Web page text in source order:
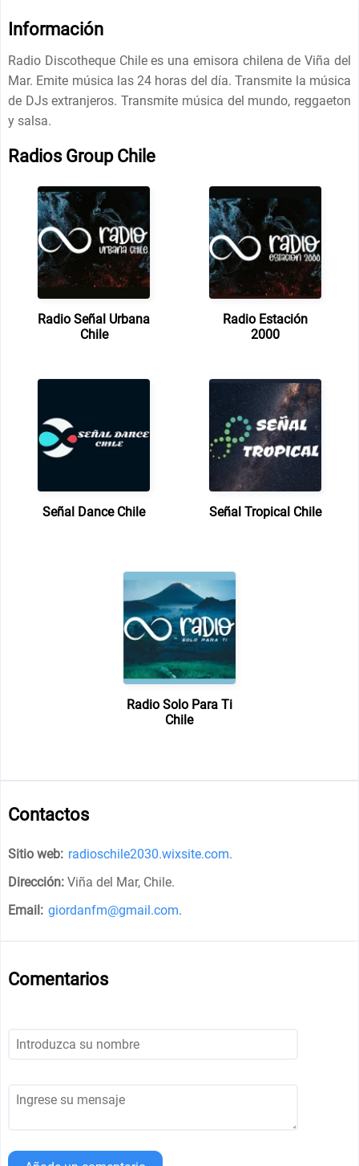
Información
Radio Discotheque Chile es una emisora chilena de Viña del
Mar. Emite música las 24 horas del día. Transmite la música
de DJs extranjeros. Transmite música del mundo, reggaeton
y salsa.
Radios Group Chile
Radio Señal Urbana
Chile
Radio Estación
2000
Señal Dance Chile Señal Tropical Chile
Radio Solo Para Ti
Chile
Contactos
Sitio web: radioschile2030.wixsite.com.
Dirección: Viña del Mar, Chile.
Email: giordanfm@gmail.com.
Comentarios